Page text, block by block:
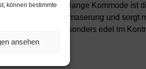
können bestimmte
ansehen
Unsere 92 cm lange Kommode ist
auffälligen Holzmaserung und sorgt
und wirkt besonders edel im